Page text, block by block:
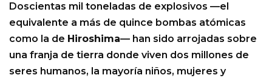
Doscientas mil toneladas de explosivos —el
equivalente a más de quince bombas atómicas
como la de Hiroshima— han sido arrojadas sobre
una franja de tierra donde viven dos millones de
seres humanos, la mayoría niños, mujeres y